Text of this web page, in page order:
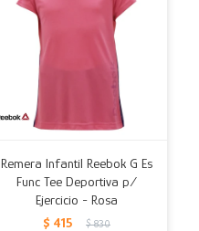
Remera Infantil Reebok G Es
Func Tee Deportiva p/
Ejercicio - Rosa
$ 415 $ 830